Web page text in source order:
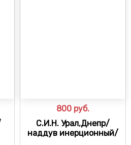
800 руб.
С.И.Н. Урал,Днепр/
наддув инерционный/